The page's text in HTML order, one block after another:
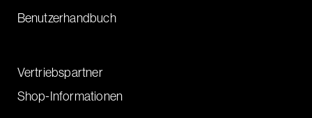
Benutzerhandbuch
Vertriebspartner
Shop-Informationen